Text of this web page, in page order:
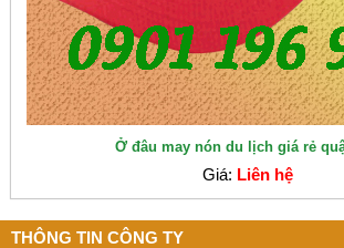
Ở đâu may nón du lịch giá rẻ
Giá: Liên hệ
THÔNG TIN CÔNG TY